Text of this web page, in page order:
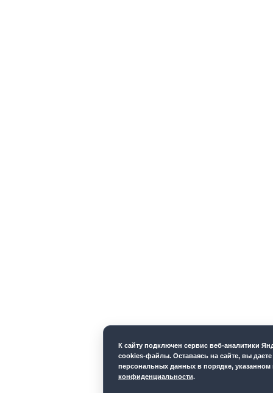
К cайту подключен сервис веб-аналитики
cookies-файлы. Оставаясь на сайте, вы даете
персональных данных в порядке,
конфиденциальности.